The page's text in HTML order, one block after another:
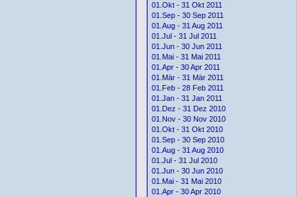
01.Okt - 31 Okt 2011
01.Sep - 30 Sep 2011
01.Aug - 31 Aug 2011
01.Jul - 31 Jul 2011
01.Jun - 30 Jun 2011
01.Mai - 31 Mai 2011
01.Apr - 30 Apr 2011
01.Mär - 31 Mär 2011
01.Feb - 28 Feb 2011
01.Jan - 31 Jan 2011
01.Dez - 31 Dez 2010
01.Nov - 30 Nov 2010
01.Okt - 31 Okt 2010
01.Sep - 30 Sep 2010
01.Aug - 31 Aug 2010
01.Jul - 31 Jul 2010
01.Jun - 30 Jun 2010
01.Mai - 31 Mai 2010
01.Apr - 30 Apr 2010